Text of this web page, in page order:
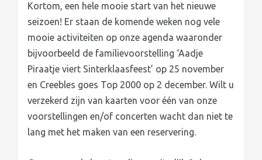
Kortom, een hele mooie start van het nieuwe
seizoen! Er staan de komende weken nog vele
mooie activiteiten op onze agenda waaronder
bijvoorbeeld de familievoorstelling ‘Aadje
Piraatje viert Sinterklaasfeest’ op 25 november
en Creebles goes Top 2000 op 2 december. Wilt u
verzekerd zijn van kaarten voor één van onze
voorstellingen en/of concerten wacht dan niet te
lang met het maken van een reservering.